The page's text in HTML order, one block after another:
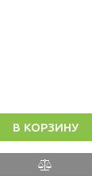
В КОРЗИНУ